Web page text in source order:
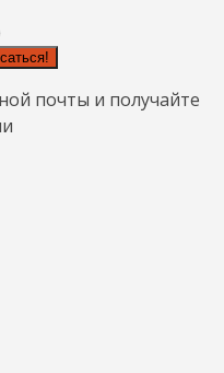
почты и получайте